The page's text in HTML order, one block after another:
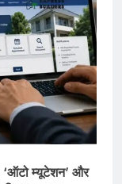
‘ऑटो म्यूटेशन’ और